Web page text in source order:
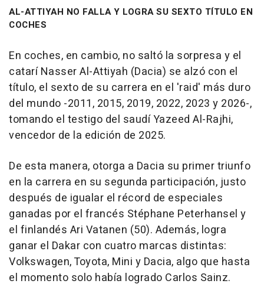
AL-ATTIYAH NO FALLA Y LOGRA SU SEXTO TÍTULO EN
COCHES
En coches, en cambio, no saltó la sorpresa y el
catarí Nasser Al-Attiyah (Dacia) se alzó con el
título, el sexto de su carrera en el 'raid' más duro
del mundo -2011, 2015, 2019, 2022, 2023 y 2026-,
tomando el testigo del saudí Yazeed Al-Rajhi,
vencedor de la edición de 2025.
De esta manera, otorga a Dacia su primer triunfo
en la carrera en su segunda participación, justo
después de igualar el récord de especiales
ganadas por el francés Stéphane Peterhansel y
el finlandés Ari Vatanen (50). Además, logra
ganar el Dakar con cuatro marcas distintas:
Volkswagen, Toyota, Mini y Dacia, algo que hasta
el momento solo había logrado Carlos Sainz.